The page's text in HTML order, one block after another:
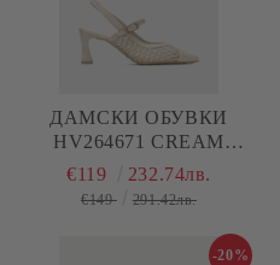
ДАМСКИ ОБУВКИ
HV264671 CREAM
HISPANITAS
€119 232.74лв.
€149 291.42лв.
-20%